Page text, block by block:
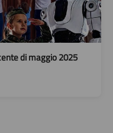
di maggio 2025